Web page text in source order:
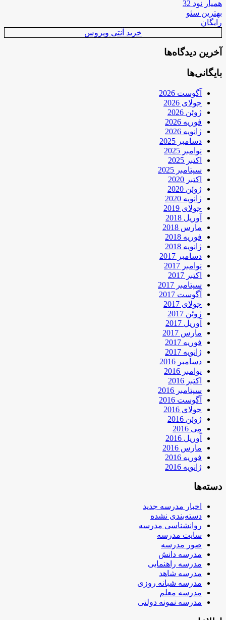
همیار نود 32
بهترین سئو
رایگان
خرید آنتی ویروس
آخرین دیدگاه‌ها
بایگانی‌ها
آگوست 2026
جولای 2026
ژوئن 2026
فوریه 2026
ژانویه 2026
دسامبر 2025
نوامبر 2025
اکتبر 2025
سپتامبر 2025
اکتبر 2020
ژوئن 2020
ژانویه 2020
جولای 2019
آوریل 2018
مارس 2018
فوریه 2018
ژانویه 2018
دسامبر 2017
نوامبر 2017
اکتبر 2017
سپتامبر 2017
آگوست 2017
جولای 2017
ژوئن 2017
آوریل 2017
مارس 2017
فوریه 2017
ژانویه 2017
دسامبر 2016
نوامبر 2016
اکتبر 2016
سپتامبر 2016
آگوست 2016
جولای 2016
ژوئن 2016
می 2016
آوریل 2016
مارس 2016
فوریه 2016
ژانویه 2016
دسته‌ها
اخبار مدرسه جدید
دسته‌بندی نشده
روانشناسی مدرسه
سایت مدرسه
صور مدرسه
مدرسه دانش
مدرسه راهنمایی
مدرسه شاهد
مدرسه شبانه روزی
مدرسه معلم
مدرسه نمونه دولتی